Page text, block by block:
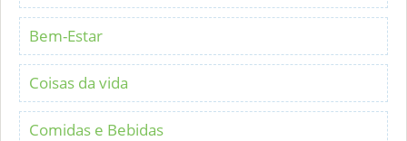
Bem-Estar
Coisas da vida
Comidas e Bebidas